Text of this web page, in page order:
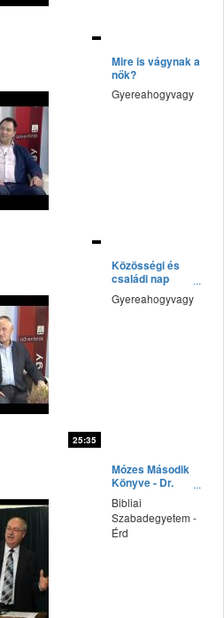
Mire is vágynak a
nők?
Gyereahogyvagy
25:35
Közösségi és
családi nap
Pestszentimrén
Gyereahogyvagy
Mózes Második
Könyve - Dr.
Tokics Imre
előadása
Bibliai
Szabadegyetem -
Érd